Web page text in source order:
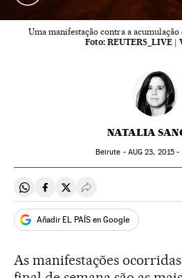
Uma manifestação contra a
Foto: REUTERS_LIVE |
NATALIA
Beirute - AUG 23, 2015 -
Compartir en Whatsapp
Compartir en Facebook
Compartir en Twitter
Desplegar Redes
Añadir EL PAÍS en Google
As manifestações